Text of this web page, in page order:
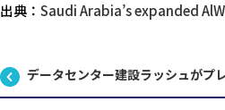
出典： Saudi Arabia’s expanded
データセンター建設ラッシュがプレフ